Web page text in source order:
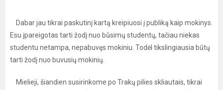
Dabar jau tikrai paskutinį kartą kreipiuosi į publiką kaip mokinys.
Esu įpareigotas tarti žodį nuo būsimų studentų, tačiau niekas
studentu netampa, nepabuvęs mokiniu. Todėl tikslingiausia būtų
tarti žodį nuo buvusių mokinių.
Mielieji, šiandien susirinkome po Trakų pilies skliautais, tikrai